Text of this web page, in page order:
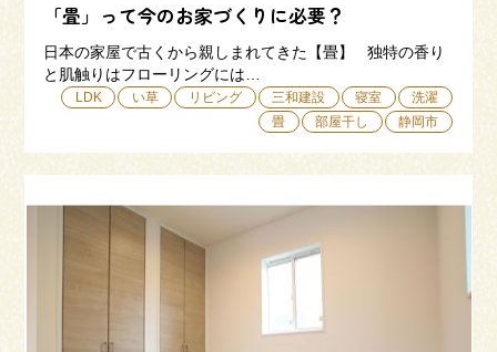
054-365-3838
土日9:00 - 16:00
お問い合わせ
「畳」って今のお家づくりに必要？
日本の家屋で古くから親しまれてきた【畳】 独特の香り
と肌触りはフローリングには…
LDK い草 リビング 三和建設 寝室
洗濯
畳
部屋干し 静岡市